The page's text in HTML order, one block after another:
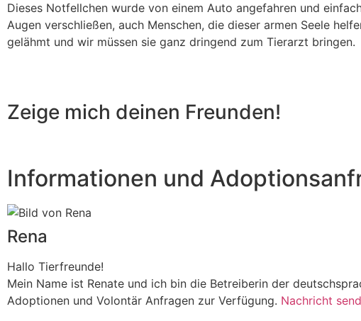
Dieses Notfellchen wurde von einem Auto angefahren und
Augen verschließen, auch Menschen, die dieser armen Seele
gelähmt und wir müssen sie ganz dringend zum Tierarzt bringen.
Zeige mich deinen Freunden!
Informationen und
Rena
Hallo Tierfreunde!
Mein Name ist Renate und ich bin die Betreiberin der
Adoptionen und Volontär Anfragen zur Verfügung. Nachricht